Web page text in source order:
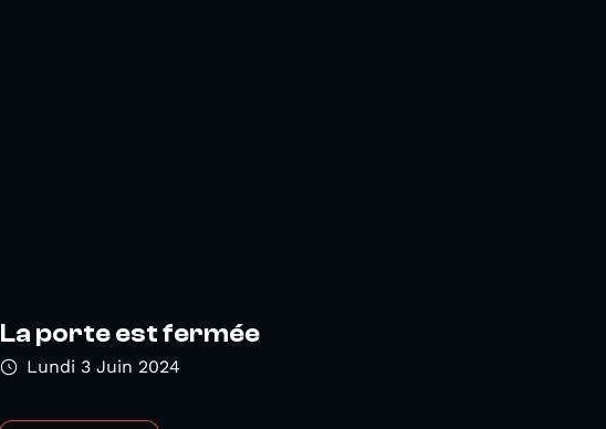
La porte est fermée
Lundi 3 Juin 2024